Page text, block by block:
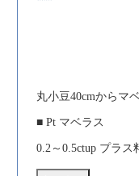
丸小豆40cmからマ
■ Pt マベラス
0.2～0.5ctup プラス